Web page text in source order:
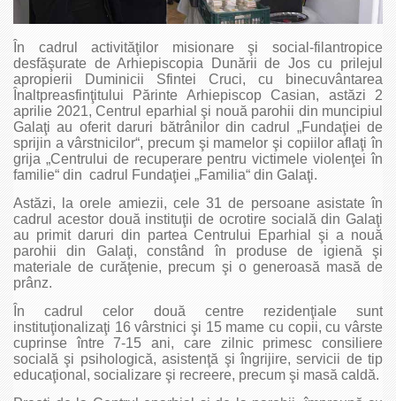
În cadrul activităţilor misionare şi social-filantropice
desfăşurate de Arhiepiscopia Dunării de Jos cu prilejul
apropierii Duminicii Sfintei Cruci, cu binecuvântarea
Înaltpreasfinţitului Părinte Arhiepiscop Casian, astăzi 2
aprilie 2021, Centrul eparhial şi nouă parohii din muncipiul
Galaţi au oferit daruri bătrânilor din cadrul „Fundaţiei de
sprijin a vârstnicilor“, precum şi mamelor şi copiilor aflaţi în
grija „Centrului de recuperare pentru victimele violenţei în
familie“ din cadrul Fundaţiei „Familia“ din Galaţi.
Astăzi, la orele amiezii, cele 31 de persoane asistate în
cadrul acestor două instituţii de ocrotire socială din Galaţi
au primit daruri din partea Centrului Eparhial şi a nouă
parohii din Galaţi, constând în produse de igienă şi
materiale de curăţenie, precum şi o generoasă masă de
prânz.
În cadrul celor două centre rezidenţiale sunt
instituţionalizaţi 16 vârstnici şi 15 mame cu copii, cu vârste
cuprinse între 7-15 ani, care zilnic primesc consiliere
socială şi psihologică, asistenţă şi îngrijire, servicii de tip
educaţional, socializare şi recreere, precum şi masă caldă.